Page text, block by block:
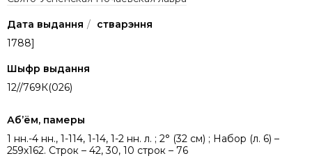
Дата выдання / стварэння
1788]
Шыфр выдання
12//769К(026)
Аб’ём, памеры
1 нн.-4 нн., 1-114, 1-14, 1-2 нн. л. ; 2° (32 см) ; Набор (л. 6) –
259х162. Строк – 42, 30, 10 строк – 76